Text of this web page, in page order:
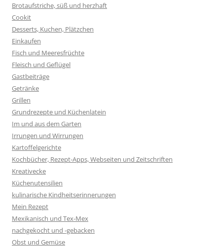
Brotaufstriche, süß und herzhaft
Cookit
Desserts, Kuchen, Plätzchen
Einkaufen
Fisch und Meeresfrüchte
Fleisch und Geflügel
Gastbeiträge
Getränke
Grillen
Grundrezepte und Küchenlatein
Im und aus dem Garten
Irrungen und Wirrungen
Kartoffelgerichte
Kochbücher, Rezept-Apps, Webseiten und Zeitschriften
Kreativecke
Küchenutensilien
kulinarische Kindheitserinnerungen
Mein Rezept
Mexikanisch und Tex-Mex
nachgekocht und -gebacken
Obst und Gemüse